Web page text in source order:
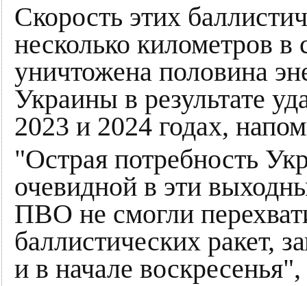
Скорость этих
несколько километров
уничтожена половина
Украины в результате
2023 и 2024 годах,
"Острая потребность
очевидной в эти
ПВО не смогли
баллистических ракет,
и в начале